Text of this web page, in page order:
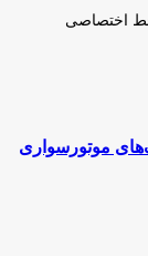
اختصاصی
موتورسواری